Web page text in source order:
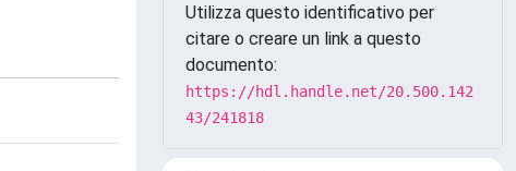
Utilizza questo identificativo per
citare o creare un link a questo
documento:
https://hdl.handle.net/20.500.142
43/241818